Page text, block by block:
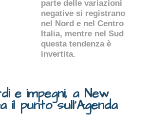
parte delle variazioni
negative si registrano
nel Nord e nel Centro
Italia, mentre nel Sud
questa tendenza è
invertita.
e impegni, a New
punto sull’Agenda